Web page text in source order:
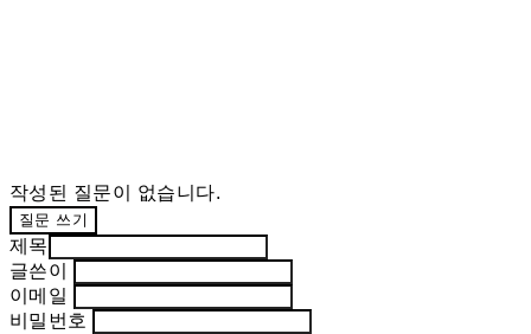
작성된 질문이 없습니다.
질문 쓰기
제목
글쓴이
이메일
비밀번호